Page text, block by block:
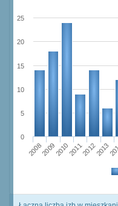
200820092010201120122013
0
5
10
15
20
25